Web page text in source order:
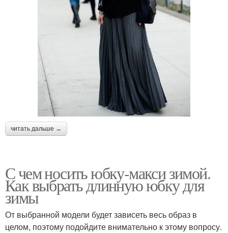
читать дальше →
С чем носить юбку-макси зимой.
Как выбрать длинную юбку для
зимы
От выбранной модели будет зависеть весь образ в
целом, поэтому подойдите внимательно к этому вопросу.